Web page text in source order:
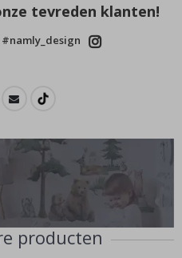
tevreden klanten!
producten